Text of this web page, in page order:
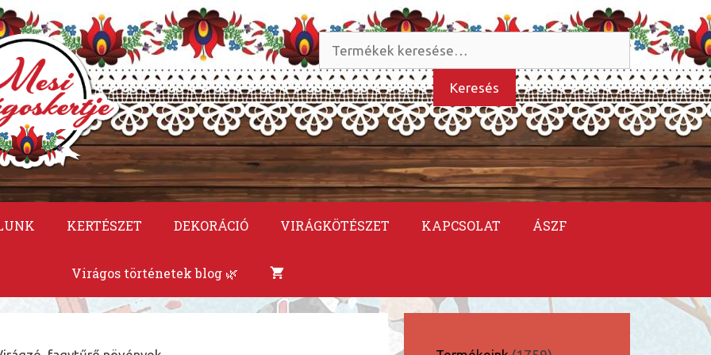
Keresés
a
következőre:
Keresés
KERTÉSZET DEKORÁCIÓ VIRÁGKÖTÉSZET KAPCSOLAT ÁSZF
Virágos történetek blog 🌿